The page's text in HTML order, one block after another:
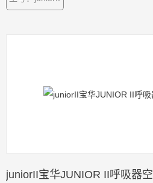
juniorII宝华JUNIOR II呼吸器